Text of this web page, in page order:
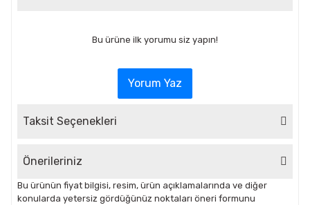
Bu ürüne ilk yorumu siz yapın!
Yorum Yaz
Taksit Seçenekleri
Önerileriniz
Bu ürünün fiyat bilgisi, resim, ürün açıklamalarında ve diğer
konularda yetersiz gördüğünüz noktaları öneri formunu